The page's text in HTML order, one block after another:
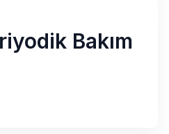
Bakım